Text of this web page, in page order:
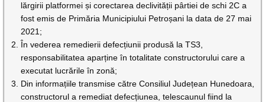
lărgirii platformei și corectarea declivității pârtiei de schi 2C a
fost emis de Primăria Municipiului Petroșani la data de 27 mai
2021;
În vederea remedierii defecțiunii produsă la TS3,
responsabilitatea aparține în totalitate constructorului care a
executat lucrările în zonă;
Din informațiile transmise către Consiliul Județean Hunedoara,
constructorul a remediat defecțiunea, telescaunul fiind la